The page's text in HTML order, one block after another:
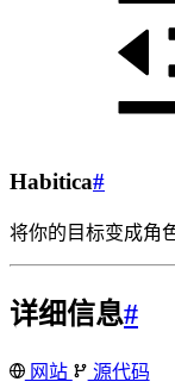
Habitica#
将你的目标变成角
详细信息#
网站 源代码